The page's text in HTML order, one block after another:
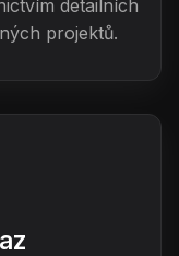
detailních
projektů.